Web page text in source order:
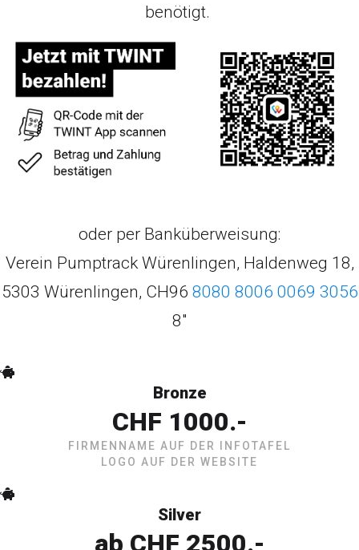
benötigt.
oder per Banküberweisung:
Verein Pumptrack Würenlingen, Haldenweg 18,
5303 Würenlingen, CH96 8080 8006 0069 3056
8"
Bronze
CHF 1000.-
FIRMENNAME AUF DER INFOTAFEL
LOGO AUF DER WEBSITE
Silver
ab CHF 2500.-